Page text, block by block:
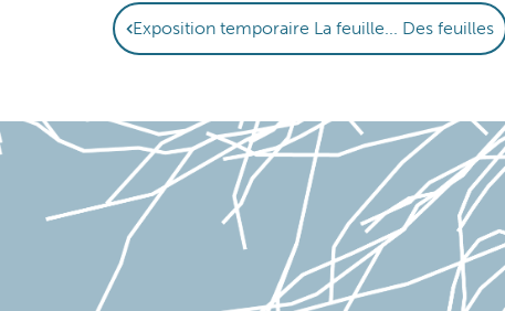
Exposition temporaire La feuille... Des feuilles